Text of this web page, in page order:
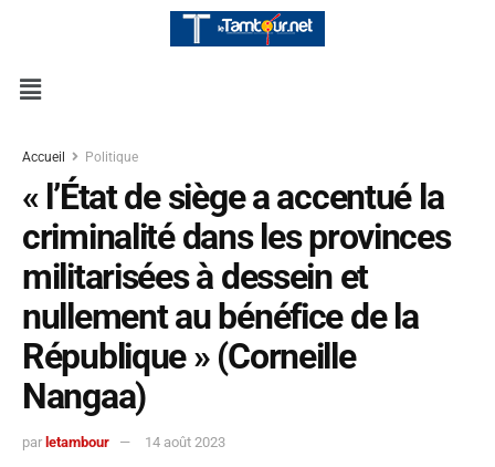
Accueil Politique
« l’État de siège a accentué la
criminalité dans les provinces
militarisées à dessein et
nullement au bénéfice de la
République » (Corneille
Nangaa)
par letambour 14 août 2023